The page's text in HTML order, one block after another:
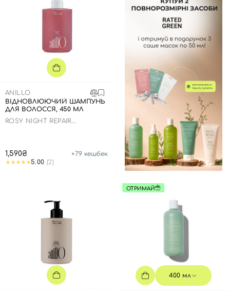
ANILLO
ВІДНОВЛЮЮЧИЙ ШАМПУНЬ
ДЛЯ ВОЛОССЯ, 450 МЛ
ROSY NIGHT REPAIR
1,590₴ +79 кешбек
5.00 (2)
ОТРИМАЙ
400 мл
Відправляючи форму для авторизації/реєстрації ви
приймаєте умови
Угоди користувача
Увійти за допомогою e-mail